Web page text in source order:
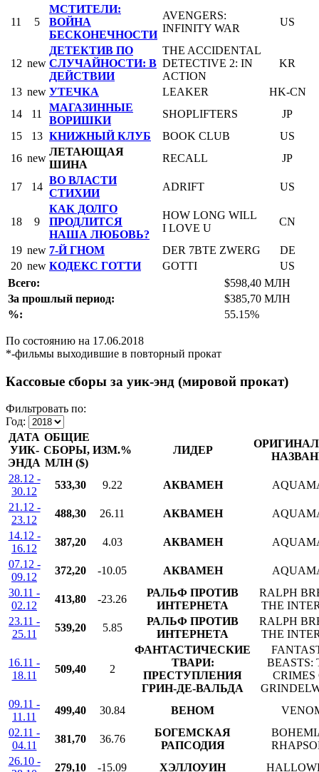
11 5
МСТИТЕЛИ:
ВОЙНА
БЕСКОНЕЧНОСТИ
AVENGERS:
INFINITY WAR
US
12 new
ДЕТЕКТИВ ПО
СЛУЧАЙНОСТИ: В
ДЕЙСТВИИ
THE ACCIDENTAL
DETECTIVE 2: IN
ACTION
KR
13 new УТЕЧКА LEAKER
HK-CN
14
11
МАГАЗИННЫЕ
ВОРИШКИ
SHOPLIFTERS
JP
15
13 КНИЖНЫЙ КЛУБ BOOK CLUB
US
16 new
ЛЕТАЮЩАЯ
ШИНА
RECALL JP
17 14
ВО ВЛАСТИ
СТИХИИ
ADRIFT US
18 9
КАК ДОЛГО
ПРОДЛИТСЯ
НАША ЛЮБОВЬ?
HOW LONG WILL
I LOVE U
CN
19 new 7-Й ГНОМ DER 7BTE ZWERG
DE
20 new КОДЕКС ГОТТИ GOTTI
US
Всего:
$598,40 МЛН
За прошлый период:
$385,70 МЛН
%:
55.15%
По состоянию на 17.06.2018
*-фильмы выходившие в повторный прокат
Кассовые сборы за уик-энд (мировой прокат)
Фильтровать по:
Год:
ДАТА
УИК-
ЭНДА
ОБЩИЕ
СБОРЫ,
МЛН ($)
ИЗМ.% ЛИДЕР
28.12 -
30.12
533,30 9.22 АКВАМЕН
21.12 -
23.12
488,30 26.11 АКВАМЕН
14.12 -
16.12
387,20 4.03 АКВАМЕН
07.12 -
09.12
372,20 -10.05 АКВАМЕН
30.11 -
02.12
413,80 -23.26
РАЛЬФ ПРОТИВ
ИНТЕРНЕТА
RALPH
THE
23.11 -
25.11
539,20 5.85
РАЛЬФ ПРОТИВ
ИНТЕРНЕТА
RALPH
THE
16.11 -
18.11
509,40 2
ФАНТАСТИЧЕСКИЕ
ТВАРИ:
ПРЕСТУПЛЕНИЯ
ГРИН-ДЕ-ВАЛЬДА
BEASTS:
CRIMES
09.11 -
11.11
499,40 30.84 ВЕНОМ
02.11 -
04.11
381,70 36.76
БОГЕМСКАЯ
РАПСОДИЯ
26.10 -
279,10 -15.09 ХЭЛЛОУИН